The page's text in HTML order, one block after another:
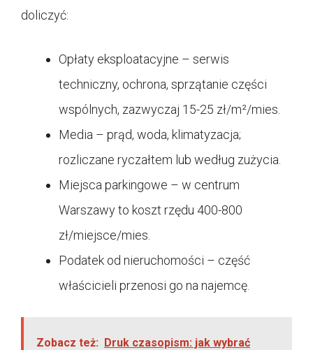
doliczyć:
Opłaty eksploatacyjne – serwis
techniczny, ochrona, sprzątanie części
wspólnych, zazwyczaj 15-25 zł/m²/mies.
Media – prąd, woda, klimatyzacja;
rozliczane ryczałtem lub według zużycia.
Miejsca parkingowe – w centrum
Warszawy to koszt rzędu 400-800
zł/miejsce/mies.
Podatek od nieruchomości – część
właścicieli przenosi go na najemcę.
Zobacz też: Druk czasopism: jak wybrać